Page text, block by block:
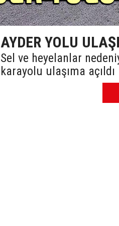
AYDER YOLU
Sel ve heyelanlar
karayolu ulaşıma açıldı